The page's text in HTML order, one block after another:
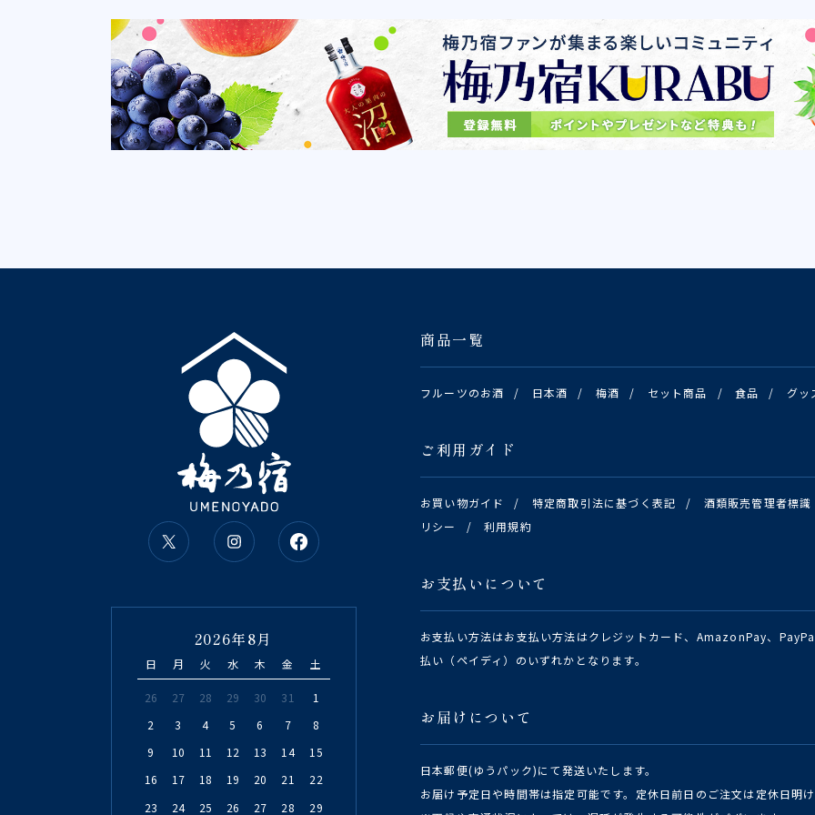
商品一覧
フルーツのお酒 / 日本酒 / 梅酒 / セット商品 / 食品 / グッ
ご利用ガイド
お買い物ガイド / 特定商取引法に基づく表記 /
酒類販売管理者標識
リシー
/ 利用規約
お支払いについて
お支払い方法はお支払い方法はクレジットカード、AmazonPay、
払い（ペイディ）のいずれかとなります。
お届けについて
日本郵便(ゆうパック)にて発送いたします。
お届け予定日や時間帯は指定可能です。定休日前日のご注文は定休日明
2026年8月
日 月 火 水 木 金 土
26 27 28 29 30 31
1
2
3 4 5 6 7
8
9
10 11 12 13 14
15
16
17 18 19 20 21
22
23
24 25 26 27 28 29